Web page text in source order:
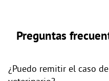
Preguntas
¿Puedo remitir el caso